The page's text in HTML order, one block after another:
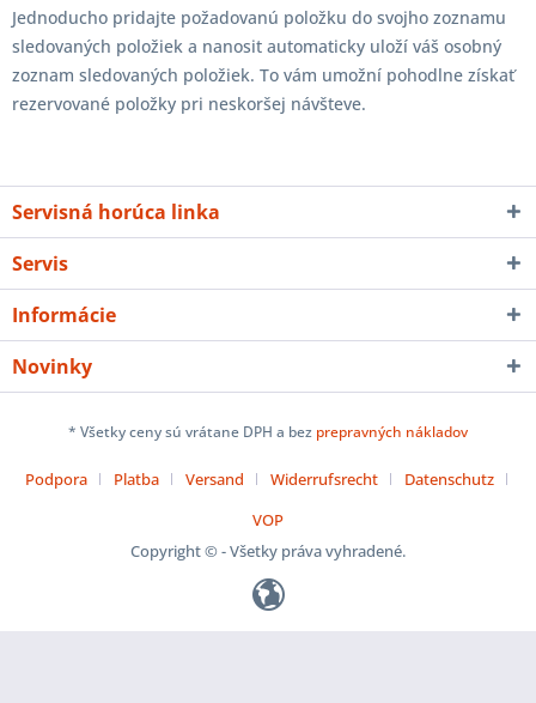
Jednoducho pridajte požadovanú položku do svojho zoznamu
sledovaných položiek a nanosit automaticky uloží váš osobný
zoznam sledovaných položiek. To vám umožní pohodlne získať
rezervované položky pri neskoršej návšteve.
Servisná horúca linka
Servis
Informácie
Novinky
* Všetky ceny sú vrátane DPH a bez prepravných nákladov
Podpora Platba Versand Widerrufsrecht
Datenschutz
VOP
Copyright © - Všetky práva vyhradené.